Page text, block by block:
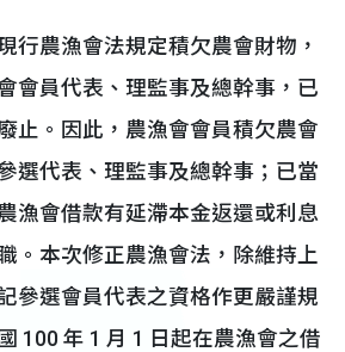
農漁會法規定積欠農會財物，
會員代表、理監事及總幹事，已
止。因此，農漁會會員積欠農會
選代表、理監事及總幹事；已當
漁會借款有延滯本金返還或利息
。本次修正農漁會法，除維持上
參選會員代表之資格作更嚴謹規
100 年 1 月 1 日起在農漁會之借